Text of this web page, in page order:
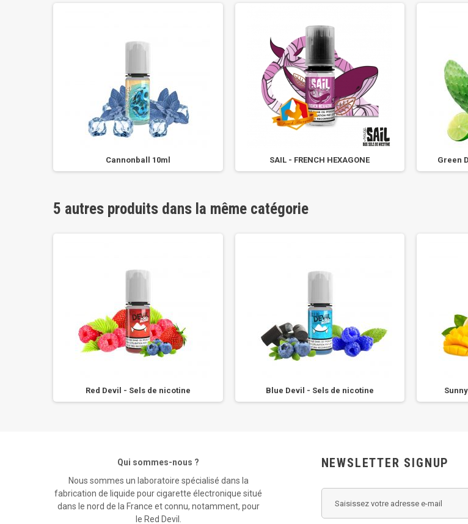
Cannonball 10ml SAIL - FRENCH HEXAGONE Green
5 autres produits dans la même catégorie
Red Devil - Sels de nicotine Blue Devil - Sels de nicotine
Qui sommes-nous ?
Nous sommes un laboratoire spécialisé dans la
fabrication de liquide pour cigarette électronique situé
dans le nord de la France et connu, notamment, pour
le Red Devil.
NEWSLETTER SIGNUP